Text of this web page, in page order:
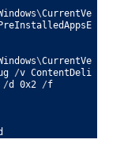
\CurrentVe
\CurrentVe
/v ContentDeli
/d 0x2 /f